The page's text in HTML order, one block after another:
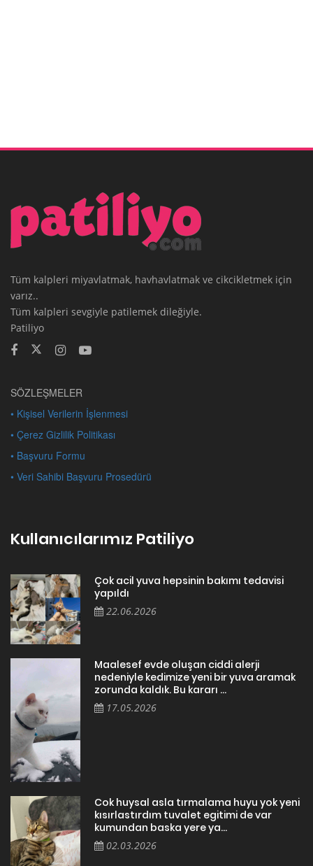
Tüm kalpleri miyavlatmak, havhavlatmak ve cikcikletmek için
varız..
Tüm kalpleri sevgiyle patilemek dileğiyle.
Patiliyo
SÖZLEŞMELER
• Kişisel Verilerin İşlenmesi
• Çerez Gizlilik Politikası
• Başvuru Formu
• Veri Sahibi Başvuru Prosedürü
Kullanıcılarımız Patiliyo
Çok acil yuva hepsinin bakımı tedavisi
yapıldı
22.06.2026
Maalesef evde oluşan ciddi alerji
nedeniyle kedimize yeni bir yuva aramak
zorunda kaldık. Bu kararı ...
17.05.2026
Cok huysal asla tırmalama huyu yok yeni
kısırlastırdım tuvalet egitimi de var
kumundan baska yere ya...
02.03.2026